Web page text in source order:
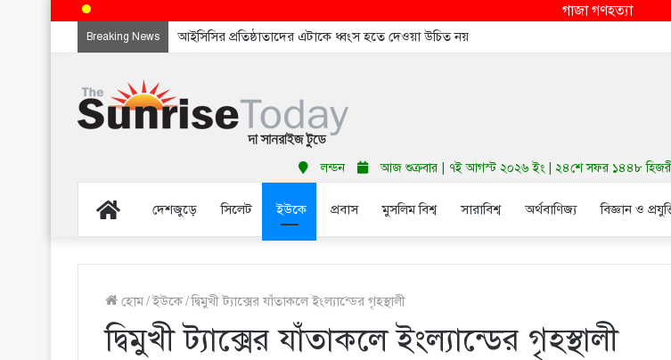
গাজা গণহত্যা
Breaking News আইসিসির প্রতিষ্ঠাতাদের এটাকে ধ্বংস হতে দেওয়া উচিত নয়
লন্ডন আজ শুক্রবার | ৭ই আগস্ট ২০২৬ ইং | ২৪শে সফর ১৪৪৮ হিজরী |
Homeদেশজুড়ে সিলেট ইউকে প্রবাস মুসলিম বিশ্ব সারাবিশ্ব অর্থবাণিজ্য বিজ্ঞান ও
হোম/ইউকে/দ্বিমুখী ট্যাক্সের যাঁতাকলে ইংল্যান্ডের গৃহস্থালী
দ্বিমুখী ট্যাক্সের যাঁতাকলে ইংল্যান্ডের গৃহস্থালী